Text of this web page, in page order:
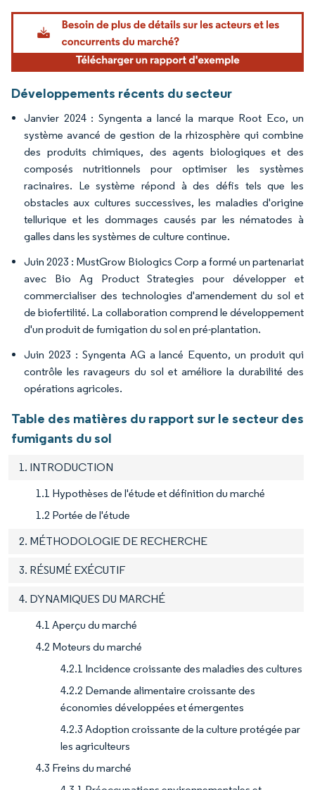
Image © Mordor Intelligence. La réutilisation nécessite une attribution sous CC BY
Développements récents du secteur
Janvier 2024 : Syngenta a lancé la marque Root Eco, un
système avancé de gestion de la rhizosphère qui combine
des produits chimiques, des agents biologiques et des
composés nutritionnels pour optimiser les systèmes
racinaires. Le système répond à des défis tels que les
obstacles aux cultures successives, les maladies d'origine
tellurique et les dommages causés par les nématodes à
galles dans les systèmes de culture continue.
Juin 2023 : MustGrow Biologics Corp a formé un partenariat
avec Bio Ag Product Strategies pour développer et
commercialiser des technologies d'amendement du sol et
de biofertilité. La collaboration comprend le développement
d'un produit de fumigation du sol en pré-plantation.
Juin 2023 : Syngenta AG a lancé Equento, un produit qui
contrôle les ravageurs du sol et améliore la durabilité des
opérations agricoles.
Table des matières du rapport sur le secteur des
fumigants du sol
1. INTRODUCTION
1.1 Hypothèses de l'étude et définition du marché
1.2 Portée de l'étude
2. MÉTHODOLOGIE DE RECHERCHE
3. RÉSUMÉ EXÉCUTIF
4. DYNAMIQUES DU MARCHÉ
4.1 Aperçu du marché
4.2 Moteurs du marché
4.2.1 Incidence croissante des maladies des cultures
4.2.2 Demande alimentaire croissante des
économies développées et émergentes
4.2.3 Adoption croissante de la culture protégée par
les agriculteurs
4.3 Freins du marché